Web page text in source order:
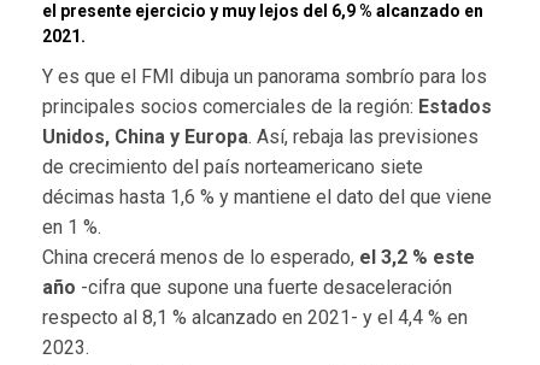
el presente ejercicio y muy lejos del 6,9 % alcanzado en
2021.
Y es que el FMI dibuja un panorama sombrío para los
principales socios comerciales de la región: Estados
Unidos, China y Europa. Así, rebaja las previsiones
de crecimiento del país norteamericano siete
décimas hasta 1,6 % y mantiene el dato del que viene
en 1 %.
China crecerá menos de lo esperado, el 3,2 % este
año -cifra que supone una fuerte desaceleración
respecto al 8,1 % alcanzado en 2021- y el 4,4 % en
2023.